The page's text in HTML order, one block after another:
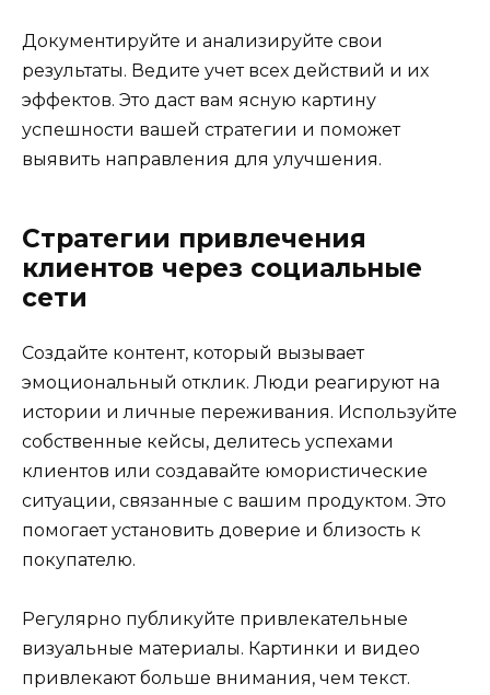
Документируйте и анализируйте свои
результаты. Ведите учет всех действий и их
эффектов. Это даст вам ясную картину
успешности вашей стратегии и поможет
выявить направления для улучшения.
Стратегии привлечения
клиентов через социальные
сети
Создайте контент, который вызывает
эмоциональный отклик. Люди реагируют на
истории и личные переживания. Используйте
собственные кейсы, делитесь успехами
клиентов или создавайте юмористические
ситуации, связанные с вашим продуктом. Это
помогает установить доверие и близость к
покупателю.
Регулярно публикуйте привлекательные
визуальные материалы. Картинки и видео
привлекают больше внимания, чем текст.